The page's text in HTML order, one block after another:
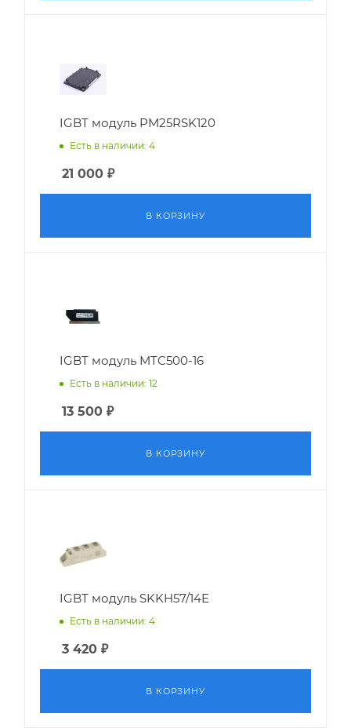
IGBT модуль PM25RSK120
Есть в наличии: 4
21 000 ₽
В КОРЗИНУ
IGBT модуль MTC500-16
Есть в наличии: 12
13 500 ₽
В КОРЗИНУ
IGBT модуль SKKH57/14E
Есть в наличии: 4
3 420 ₽
В КОРЗИНУ